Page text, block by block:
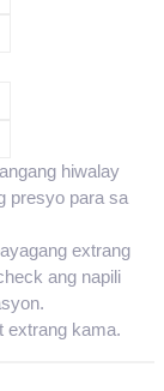
hiwalay
presyo para sa
extrang
ang napili
extrang kama.